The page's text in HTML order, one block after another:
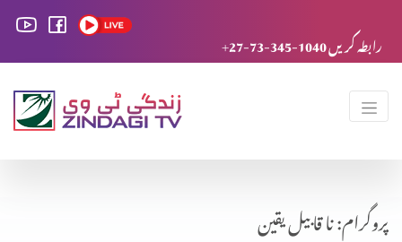
+27-73-345-1040 رابطہ کریں
پروگرام: نا قابیل یقین